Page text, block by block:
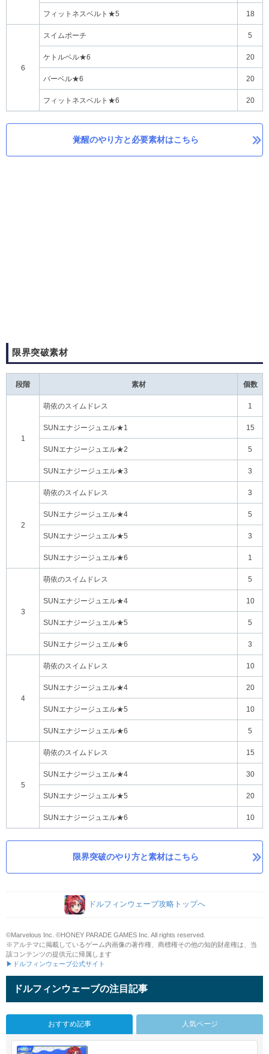
フィットネスベルト★5 18
6
スイムポーチ 5
ケトルベル★6 20
バーベル★6 20
フィットネスベルト★6 20
覚醒のやり方と必要素材はこちら
限界突破素材
段階 素材 個数
1
萌依のスイムドレス 1
SUNエナジージュエル★1 15
SUNエナジージュエル★2 5
SUNエナジージュエル★3 3
2
萌依のスイムドレス 3
SUNエナジージュエル★4 5
SUNエナジージュエル★5 3
SUNエナジージュエル★6 1
3
萌依のスイムドレス 5
SUNエナジージュエル★4 10
SUNエナジージュエル★5 5
SUNエナジージュエル★6 3
4
萌依のスイムドレス 10
SUNエナジージュエル★4 20
SUNエナジージュエル★5 10
SUNエナジージュエル★6 5
5
萌依のスイムドレス 15
SUNエナジージュエル★4 30
SUNエナジージュエル★5 20
SUNエナジージュエル★6 10
限界突破のやり方と素材はこちら
ドルフィンウェーブ攻略トップへ
©Marvelous Inc. ©HONEY PARADE GAMES Inc. All rights reserved.
※アルテマに掲載しているゲーム内画像の著作権、商標権その他の知的財産権は、当
該コンテンツの提供元に帰属します
▶ドルフィンウェーブ公式サイト
ドルフィンウェーブの注目記事
おすすめ記事 人気ページ